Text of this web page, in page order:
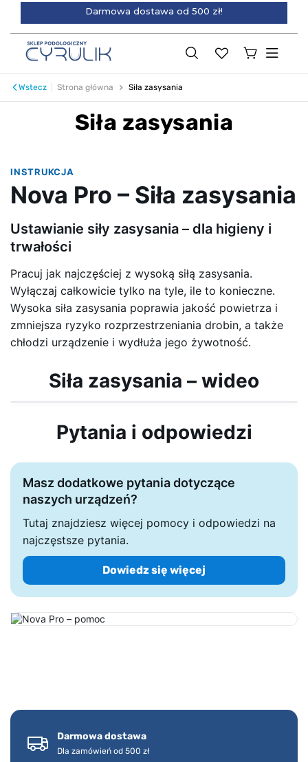
Darmowa dostawa od 500 zł!
Wstecz Strona główna Siła zasysania
Siła zasysania
INSTRUKCJA
Nova Pro – Siła zasysania
Ustawianie siły zasysania – dla higieny i
trwałości
Pracuj jak najczęściej z wysoką siłą zasysania.
Wyłączaj całkowicie tylko na tyle, ile to konieczne.
Wysoka siła zasysania poprawia jakość powietrza i
zmniejsza ryzyko rozprzestrzeniania drobin, a także
chłodzi urządzenie i wydłuża jego żywotność.
Siła zasysania – wideo
Pytania i odpowiedzi
Masz dodatkowe pytania dotyczące
naszych urządzeń?
Tutaj znajdziesz więcej pomocy i odpowiedzi na
najczęstsze pytania.
Dowiedz się więcej
Darmowa dostawa
Dla zamówień od 500 zł